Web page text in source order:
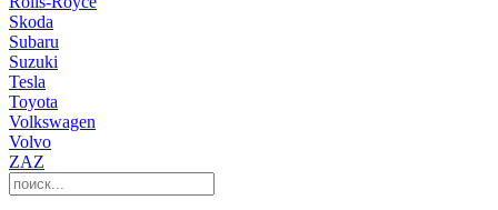
Skoda
Subaru
Suzuki
Tesla
Toyota
Volkswagen
Volvo
ZAZ